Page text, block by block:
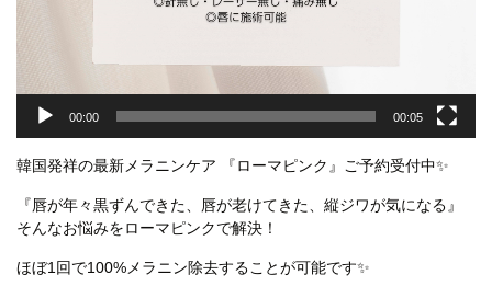
00:00 00:05
韓国発祥の最新メラニンケア 『ローマピンク』ご予約受付中✨
『唇が年々黒ずんできた、唇が老けてきた、縦ジワが気になる』
そんなお悩みをローマピンクで解決！
ほぼ1回で100%メラニン除去することが可能です✨